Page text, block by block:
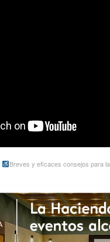
Breves y eficaces consejos para la